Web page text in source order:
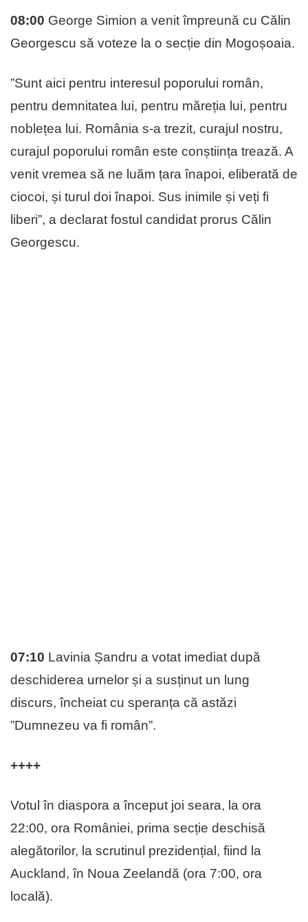
08:00 George Simion a venit împreună cu Călin
Georgescu să voteze la o secție din Mogoșoaia.
”Sunt aici pentru interesul poporului român,
pentru demnitatea lui, pentru măreția lui, pentru
noblețea lui. România s-a trezit, curajul nostru,
curajul poporului român este conștiința trează. A
venit vremea să ne luăm țara înapoi, eliberată de
ciocoi, și turul doi înapoi. Sus inimile și veți fi
liberi”, a declarat fostul candidat prorus Călin
Georgescu.
07:10 Lavinia Șandru a votat imediat după
deschiderea urnelor și a susținut un lung
discurs, încheiat cu speranța că astăzi
”Dumnezeu va fi român”.
++++
Votul în diaspora a început joi seara, la ora
22:00, ora României, prima secție deschisă
alegătorilor, la scrutinul prezidențial, fiind la
Auckland, în Noua Zeelandă (ora 7:00, ora
locală).